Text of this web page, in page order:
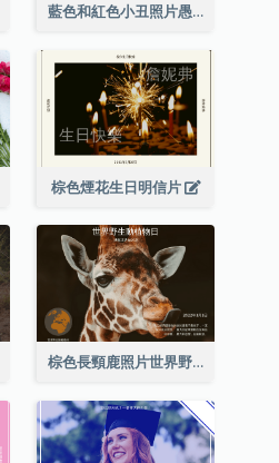
藍色和紅色小丑照片愚人節明信片
棕色煙花生日明信片
棕色長頸鹿照片世界野生動物日明信片